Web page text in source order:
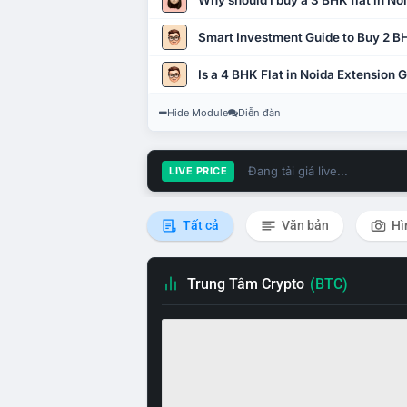
Smart Investment Guide to Buy 2
Is a 4 BHK Flat in Noida Extension
Hide Module Diễn đàn
LIVE PRICE Đang tải giá live...
Tất cả Văn bản
Trung Tâm Crypto (BTC)